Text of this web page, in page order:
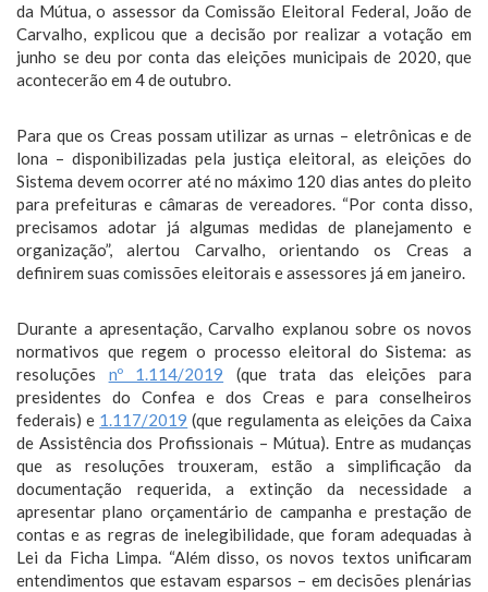
da Mútua, o assessor da Comissão Eleitoral Federal, João de
Carvalho, explicou que a decisão por realizar a votação em
junho se deu por conta das eleições municipais de 2020, que
acontecerão em 4 de outubro.
Para que os Creas possam utilizar as urnas – eletrônicas e de
lona – disponibilizadas pela justiça eleitoral, as eleições do
Sistema devem ocorrer até no máximo 120 dias antes do pleito
para prefeituras e câmaras de vereadores. “Por conta disso,
precisamos adotar já algumas medidas de planejamento e
organização”, alertou Carvalho, orientando os Creas a
definirem suas comissões eleitorais e assessores já em janeiro.
Durante a apresentação, Carvalho explanou sobre os novos
normativos que regem o processo eleitoral do Sistema: as
resoluções nº 1.114/2019 (que trata das eleições para
presidentes do Confea e dos Creas e para conselheiros
federais) e 1.117/2019 (que regulamenta as eleições da Caixa
de Assistência dos Profissionais – Mútua). Entre as mudanças
que as resoluções trouxeram, estão a simplificação da
documentação requerida, a extinção da necessidade a
apresentar plano orçamentário de campanha e prestação de
contas e as regras de inelegibilidade, que foram adequadas à
Lei da Ficha Limpa. “Além disso, os novos textos unificaram
entendimentos que estavam esparsos – em decisões plenárias